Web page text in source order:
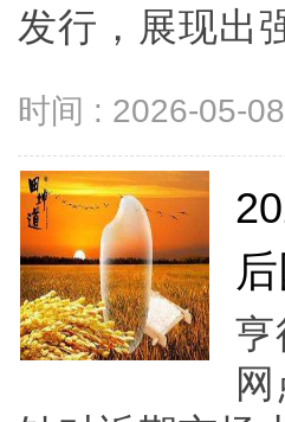
发行，展现出
时间 : 2026-05-08
亨